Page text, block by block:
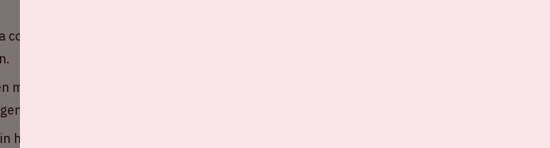
controle, toegestaan om mee te
mee het stadion in te nemen.
het stadion, niet groter dan